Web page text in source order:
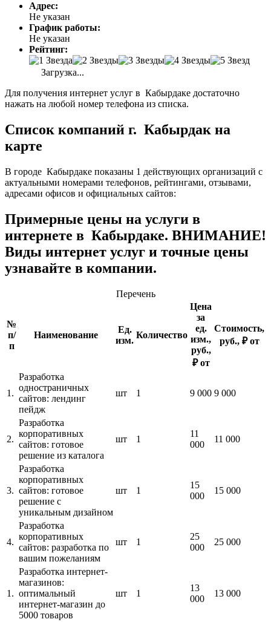
Адрес:
Не указан
График работы:
Не указан
Рейтинг:
Загрузка...
Для получения интернет услуг в Кабырдаке достаточно
нажать на любой номер телефона из списка.
Список компаний г. Кабырдак на
карте
В городе Кабырдаке показаны 1 действующих организаций с
актуальными номерами телефонов, рейтингами, отзывами,
адресами офисов и официальных сайтов:
Примерные цены на услуги в
интернете в Кабырдаке. ВНИМАНИЕ!
Виды интернет услуг и точные цены
узнавайте в компании.
Перечень
№
п/
п
Наименование
Ед.
изм.
Количество
Цена
за
ед.
изм.,
руб.,
₽ от
Стоимость,
руб., ₽ от
1.
Разработка
одностраничных
сайтов: лендинг
пейдж
шт 1 9 000 9 000
2.
Разработка
корпоративных
сайтов: готовое
решение из каталога
шт 1
11
000
11 000
3.
Разработка
корпоративных
сайтов: готовое
решение с
уникальным дизайном
шт 1
15
000
15 000
4.
Разработка
корпоративных
сайтов: разработка по
вашим пожеланиям
шт 1
25
000
25 000
1.
Разработка интернет-
магазинов:
оптимальный
интернет-магазин до
5000 товаров
шт 1
13
000
13 000